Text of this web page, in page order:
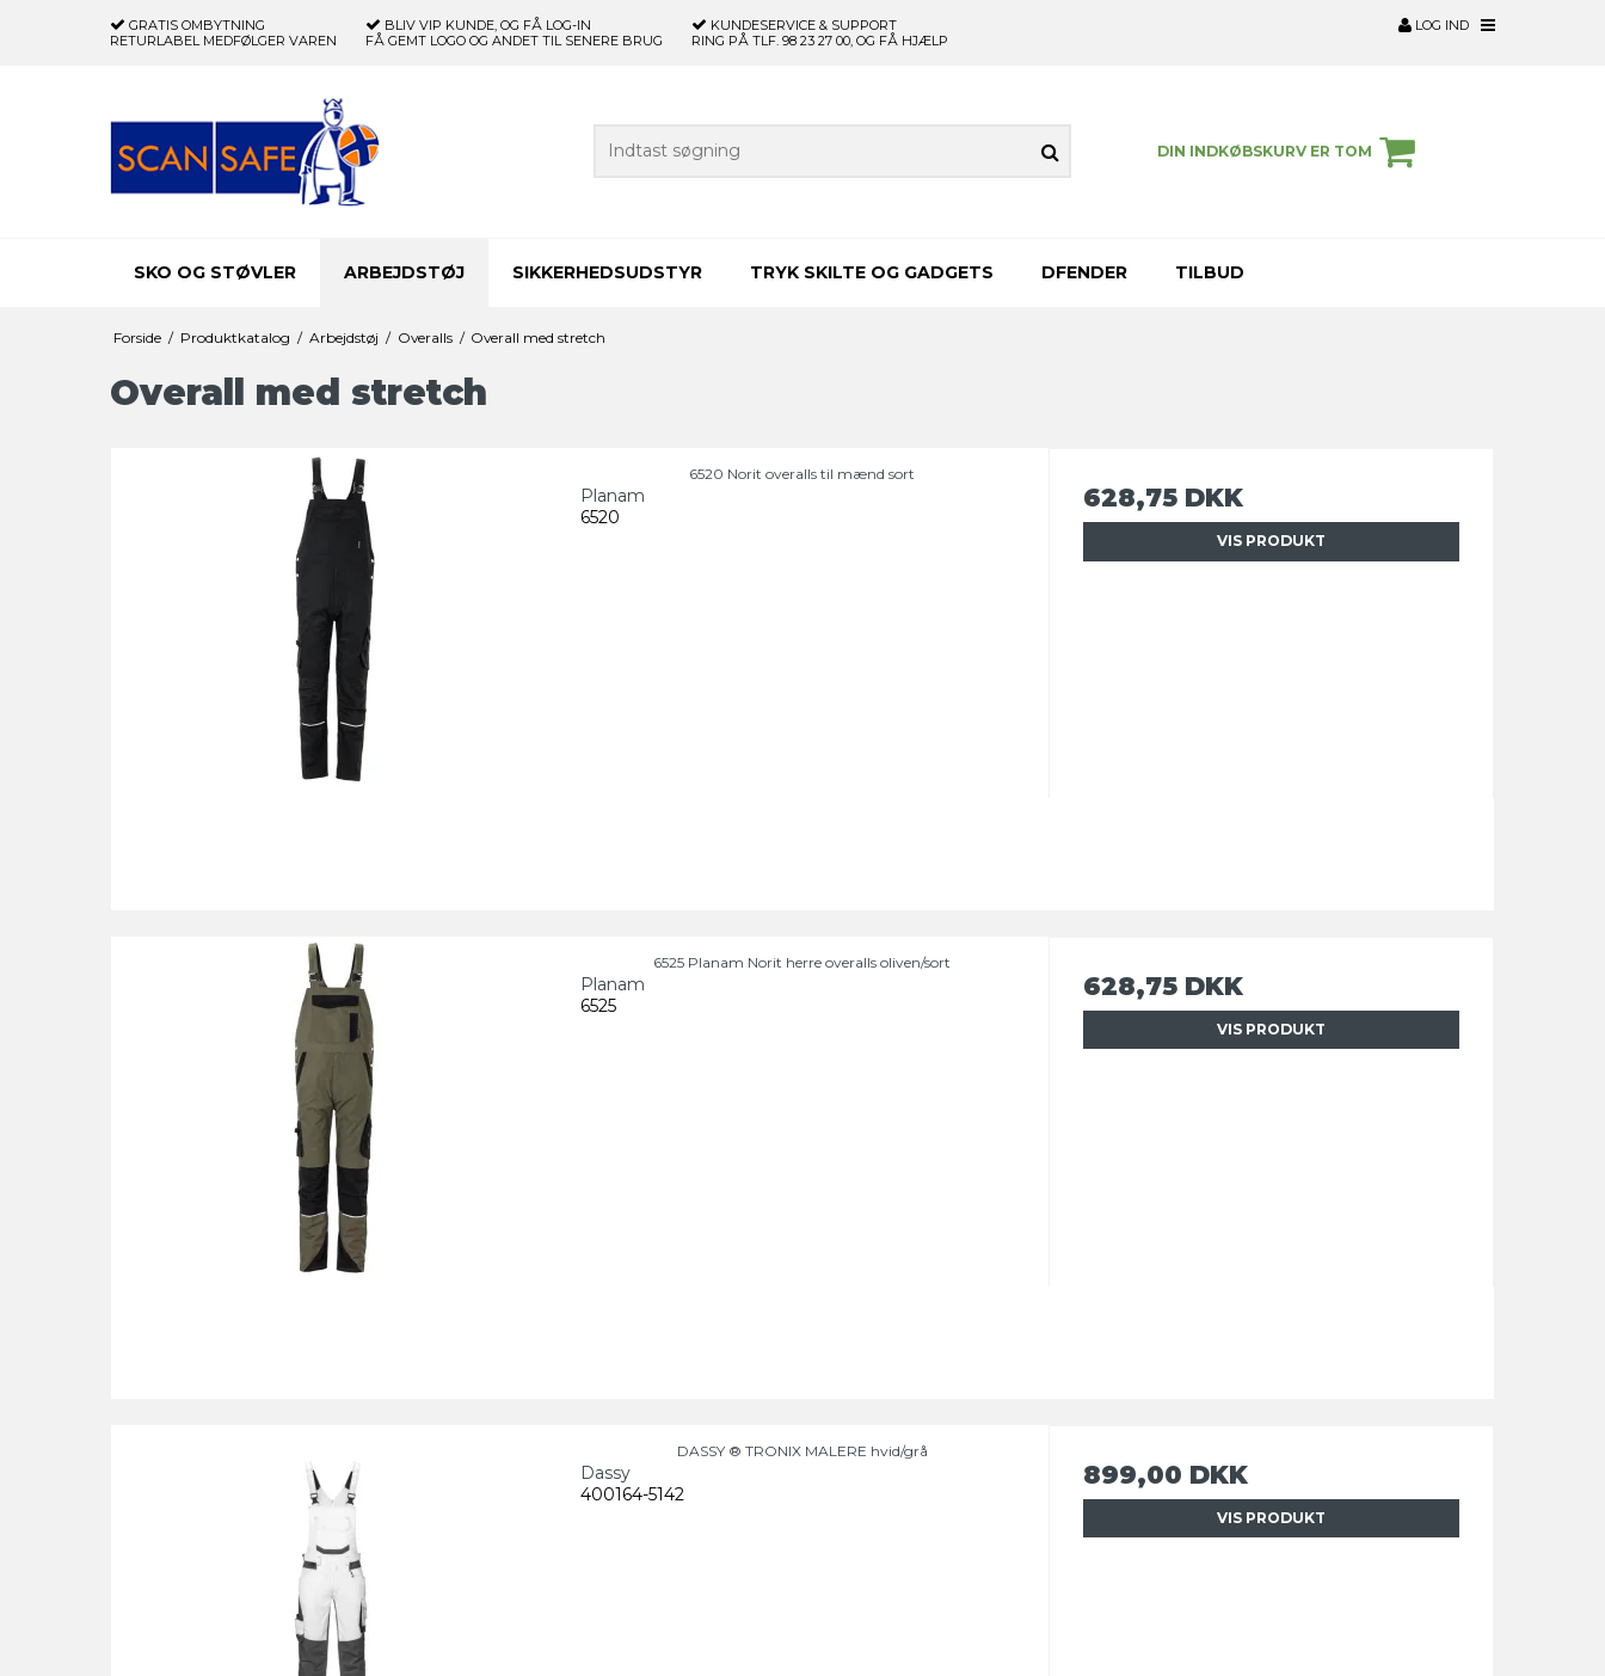
GRATIS OMBYTNING
RETURLABEL MEDFØLGER VAREN
BLIV VIP KUNDE, OG FÅ LOG-IN
FÅ GEMT LOGO OG ANDET TIL SENERE BRUG
KUNDESERVICE & SUPPORT
RING PÅ TLF. 98 23 27 00, OG FÅ HJÆLP
LOG IND
DIN INDKØBSKURV ER TOM
SKO OG STØVLER ARBEJDSTØJ SIKKERHEDSUDSTYR TRYK SKILTE OG GADGETS DFENDER TILBUD
Forside / Produktkatalog / Arbejdstøj / Overalls / Overall med stretch
Overall med stretch
6520 Norit overalls til mænd sort
Planam
6520
628,75 DKK
VIS PRODUKT
6525 Planam Norit herre overalls oliven/sort
Planam
6525
628,75 DKK
VIS PRODUKT
DASSY ® TRONIX MALERE hvid/grå
Dassy
400164-5142
899,00 DKK
VIS PRODUKT